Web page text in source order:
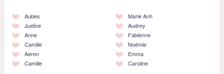
Aubes
Justine
Anne
Camille
Aeren
Camille
Marie Anh
Audrey
Fabienne
Noémie
Emma
Caroline